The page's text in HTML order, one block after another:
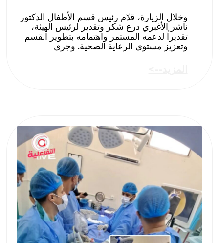
وخلال الزيارة، قدّم رئيس قسم الأطفال الدكتور
ناشر الأغبري درع شكر وتقدير لرئيس الهيئة،
تقديراً لدعمه المستمر واهتمامه بتطوير القسم
وتعزيز مستوى الرعاية الصحية. وجرى